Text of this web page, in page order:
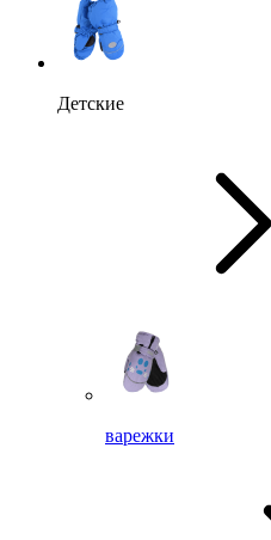
Детские
варежки